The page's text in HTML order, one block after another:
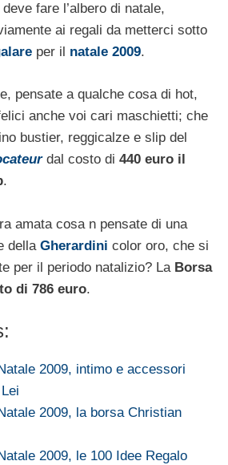
fare l’albero di natale,
ai regali da metterci sotto
per il natale 2009.
pensate a qualche cosa di hot,
anche voi cari maschietti; che
bustier, reggicalze e slip del
dal costo di 440 euro il
.
amata cosa n pensate di una
della Gherardini color oro, che si
per il periodo natalizio? La Borsa
di 786 euro.
2009, intimo e accessori
2009, la borsa Christian
2009, le 100 Idee Regalo